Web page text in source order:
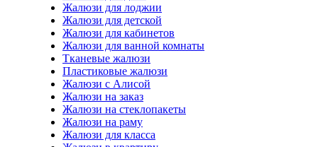
Жалюзи для лоджии
Жалюзи для детской
Жалюзи для кабинетов
Жалюзи для ванной комнаты
Тканевые жалюзи
Пластиковые жалюзи
Жалюзи с Алисой
Жалюзи на заказ
Жалюзи на стеклопакеты
Жалюзи на раму
Жалюзи для класса